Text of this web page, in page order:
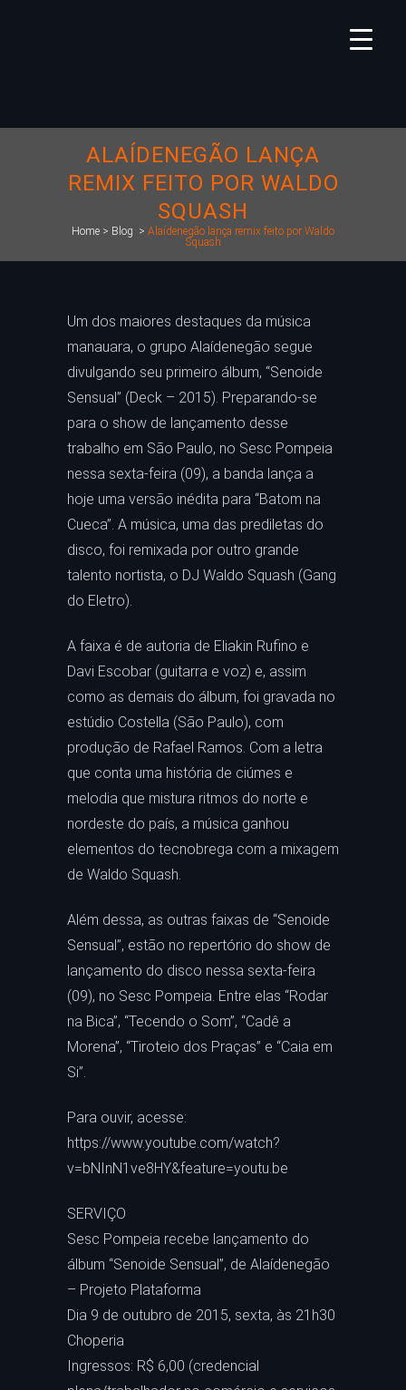
ALAÍDENEGÃO LANÇA
REMIX FEITO POR WALDO
SQUASH
Home > Blog > Alaídenegão lança remix feito por Waldo
Squash
Um dos maiores destaques da música
manauara, o grupo Alaídenegão segue
divulgando seu primeiro álbum, “Senoide
Sensual” (Deck – 2015). Preparando-se
para o show de lançamento desse
trabalho em São Paulo, no Sesc Pompeia
nessa sexta-feira (09), a banda lança a
hoje uma versão inédita para “Batom na
Cueca”. A música, uma das prediletas do
disco, foi remixada por outro grande
talento nortista, o DJ Waldo Squash (Gang
do Eletro).
A faixa é de autoria de Eliakin Rufino e
Davi Escobar (guitarra e voz) e, assim
como as demais do álbum, foi gravada no
estúdio Costella (São Paulo), com
produção de Rafael Ramos. Com a letra
que conta uma história de ciúmes e
melodia que mistura ritmos do norte e
nordeste do país, a música ganhou
elementos do tecnobrega com a mixagem
de Waldo Squash.
Além dessa, as outras faixas de “Senoide
Sensual”, estão no repertório do show de
lançamento do disco nessa sexta-feira
(09), no Sesc Pompeia. Entre elas “Rodar
na Bica”, “Tecendo o Som”, “Cadê a
Morena”, “Tiroteio dos Praças” e “Caia em
Si”.
Para ouvir, acesse:
https://www.youtube.com/watch?
v=bNInN1ve8HY&feature=youtu.be
SERVIÇO
Sesc Pompeia recebe lançamento do
álbum “Senoide Sensual”, de Alaídenegão
– Projeto Plataforma
Dia 9 de outubro de 2015, sexta, às 21h30
Choperia
Ingressos: R$ 6,00 (credencial